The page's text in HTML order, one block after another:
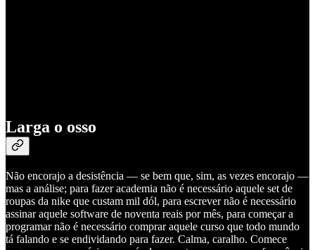
Larga o osso
Não encorajo a desistência — se bem que, sim, as vezes encorajo —
mas a análise; para fazer academia não é necessário aquele set de
roupas da nike que custam mil dól, para escrever não é necessário
assinar aquele software de noventa reais por mês, para começar a
programar não é necessário comprar aquele curso que todo mundo
tá falando e se endividando para fazer. Calma, caralho. Comece